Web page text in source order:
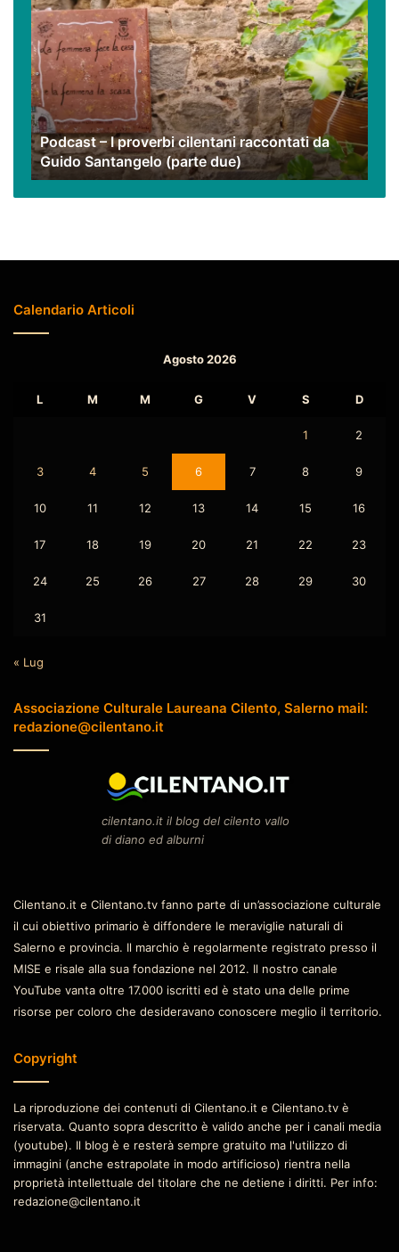
–
I
proverbi
cilentani
raccontati
da
Guido
Santangelo
(parte
due)
Podcast – I proverbi cilentani raccontati da
Guido Santangelo (parte due)
Calendario Articoli
Agosto 2026
L M M G V S D
1 2
3 4 5 6 7 8 9
10 11 12 13 14 15 16
17 18 19 20 21 22 23
24 25 26 27 28 29 30
31
« Lug
Associazione Culturale Laureana Cilento, Salerno mail:
redazione@cilentano.it
cilentano.it il blog del cilento vallo
di diano ed alburni
Cilentano.it e Cilentano.tv fanno parte di un’associazione culturale
il cui obiettivo primario è diffondere le meraviglie naturali di
Salerno e provincia. Il marchio è regolarmente registrato presso il
MISE e risale alla sua fondazione nel 2012. Il nostro canale
YouTube vanta oltre 17.000 iscritti ed è stato una delle prime
risorse per coloro che desideravano conoscere meglio il territorio.
Copyright
La riproduzione dei contenuti di Cilentano.it e Cilentano.tv è
riservata. Quanto sopra descritto è valido anche per i canali media
(youtube). Il blog è e resterà sempre gratuito ma l'utilizzo di
immagini (anche estrapolate in modo artificioso) rientra nella
proprietà intellettuale del titolare che ne detiene i diritti. Per info:
redazione@cilentano.it